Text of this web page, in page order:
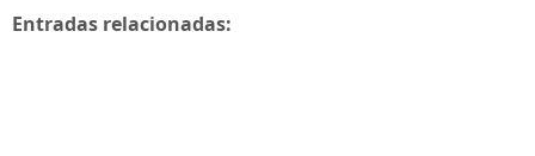
Entradas relacionadas: